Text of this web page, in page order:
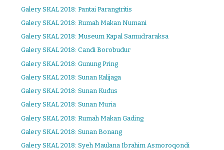
Galery SKAL 2018: Pantai Parangtritis
Galery SKAL 2018: Rumah Makan Numani
Galery SKAL 2018: Museum Kapal Samudraraksa
Galery SKAL 2018: Candi Borobudur
Galery SKAL 2018: Gunung Pring
Galery SKAL 2018: Sunan Kalijaga
Galery SKAL 2018: Sunan Kudus
Galery SKAL 2018: Sunan Muria
Galery SKAL 2018: Rumah Makan Gading
Galery SKAL 2018: Sunan Bonang
Galery SKAL 2018: Syeh Maulana Ibrahim Asmoroqondi